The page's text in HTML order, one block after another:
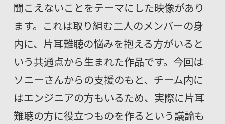
聞こえないことをテーマにした映像があり
ます。これは取り組む二人のメンバーの身
内に、片耳難聴の悩みを抱える方がいると
いう共通点から生まれた作品です。今回は
ソニーさんからの支援のもと、チーム内に
はエンジニアの方もいるため、実際に片耳
難聴の方に役立つものを作るという議論も